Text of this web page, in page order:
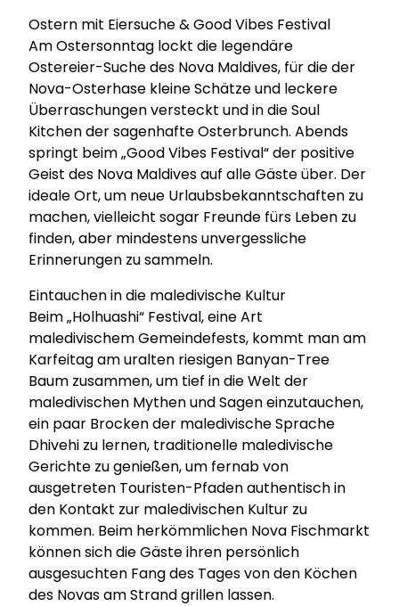
Ostern mit Eiersuche & Good Vibes Festival
Am Ostersonntag lockt die legendäre
Ostereier-Suche des Nova Maldives, für die der
Nova-Osterhase kleine Schätze und leckere
Überraschungen versteckt und in die Soul
Kitchen der sagenhafte Osterbrunch. Abends
springt beim „Good Vibes Festival“ der positive
Geist des Nova Maldives auf alle Gäste über. Der
ideale Ort, um neue Urlaubsbekanntschaften zu
machen, vielleicht sogar Freunde fürs Leben zu
finden, aber mindestens unvergessliche
Erinnerungen zu sammeln.
Eintauchen in die maledivische Kultur
Beim „Holhuashi“ Festival, eine Art
maledivischem Gemeindefests, kommt man am
Karfeitag am uralten riesigen Banyan-Tree
Baum zusammen, um tief in die Welt der
maledivischen Mythen und Sagen einzutauchen,
ein paar Brocken der maledivische Sprache
Dhivehi zu lernen, traditionelle maledivische
Gerichte zu genießen, um fernab von
ausgetreten Touristen-Pfaden authentisch in
den Kontakt zur maledivischen Kultur zu
kommen. Beim herkömmlichen Nova Fischmarkt
können sich die Gäste ihren persönlich
ausgesuchten Fang des Tages von den Köchen
des Novas am Strand grillen lassen.